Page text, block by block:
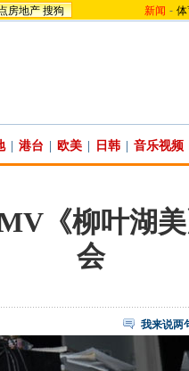
房地产 搜狗 新闻 -
港台 欧美 日韩 音乐视频
《柳叶湖
会
我来说两